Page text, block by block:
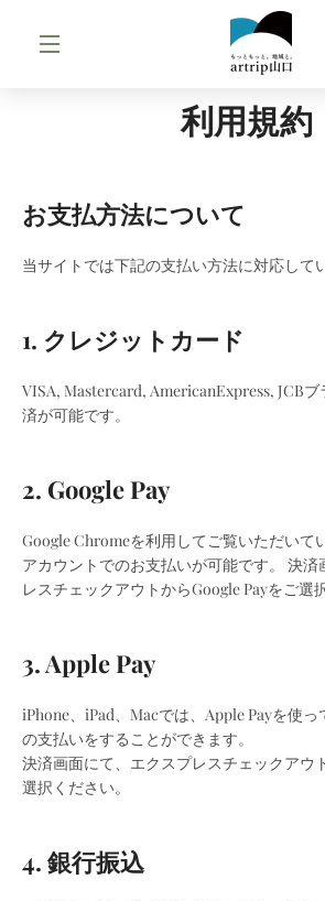
利用規約
お支払方法について
当サイトでは下記の支払い方法に対応して
1. クレジットカード
VISA, Mastercard, AmericanExpress, JCB
済が可能です。
2. Google Pay
Google Chromeを利用してご覧いただいて
アカウントでのお支払いが可能です。
決済
レスチェックアウトからGoogle Payをご選
3. Apple Pay
iPhone、iPad、Macでは、Apple Payを使
の支払いをすることができます。
決済画面にて、エクスプレスチェックアウ
選択ください。
4. 銀行振込